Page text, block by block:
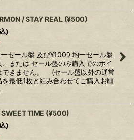
‎/ STAY REAL (¥500)
)
セール盤 及び¥1000 均一セール盤
、または セール盤のみ購入でのポイ
できません。 (セール盤以外の通常
を最低1枚と組み合わせてご購入お願
SWEET TIME (¥500)
)